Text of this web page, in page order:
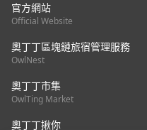
官方網站
Official Website
奧丁丁區塊鏈旅宿管理服務
OwlNest
奧丁丁市集
OwlTing Market
奧丁丁揪你